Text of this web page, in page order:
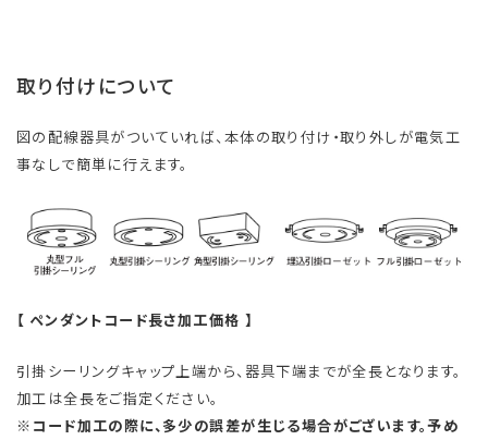
取り付けについて
図の配線器具がついていれば、本体の取り付け・取り外しが電気工
事なしで簡単に行えます。
【 ペンダントコード長さ加工価格 】
引掛シーリングキャップ上端から、器具下端までが全長となります。
加工は全長をご指定ください。
※コード加工の際に、多少の誤差が生じる場合がございます。予め